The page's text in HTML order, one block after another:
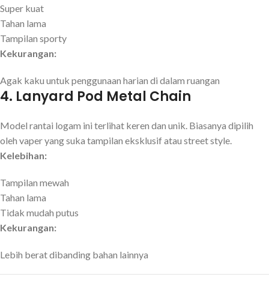
Super kuat
Tahan lama
Tampilan sporty
Kekurangan:
Agak kaku untuk penggunaan harian di dalam ruangan
4. Lanyard Pod Metal Chain
Model rantai logam ini terlihat keren dan unik. Biasanya dipilih
oleh vaper yang suka tampilan eksklusif atau street style.
Kelebihan:
Tampilan mewah
Tahan lama
Tidak mudah putus
Kekurangan:
Lebih berat dibanding bahan lainnya